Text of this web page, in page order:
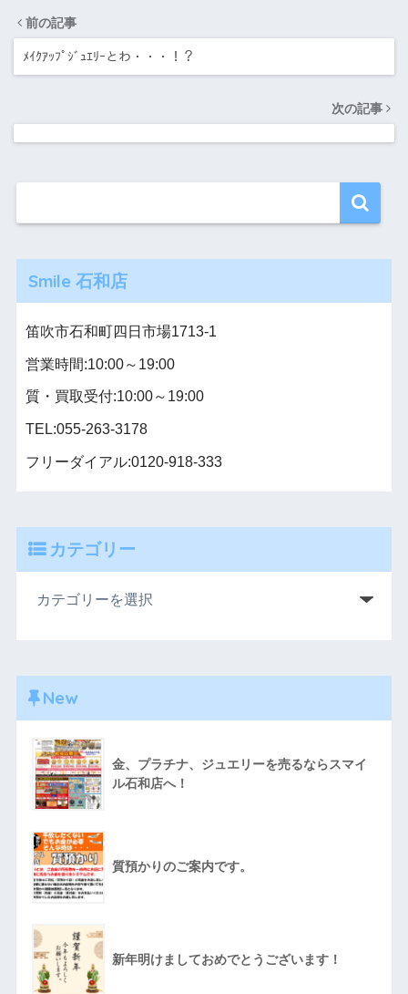
前の記事
ﾒｲｸｱｯﾌﾟｼﾞｭｴﾘｰとわ・・・！？
次の記事
Smile 石和店
笛吹市石和町四日市場1713-1
営業時間:10:00～19:00
質・買取受付:10:00～19:00
TEL:055-263-3178
フリーダイアル:0120-918-333
カテゴリー
New
金、プラチナ、ジュエリーを売るならスマイ
ル石和店へ！
質預かりのご案内です。
新年明けましておめでとうございます！